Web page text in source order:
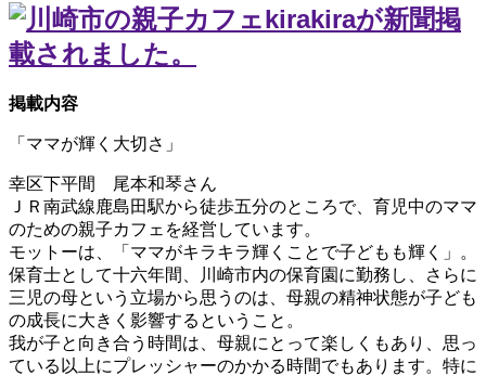
掲載内容
「ママが輝く大切さ」
幸区下平間 尾本和琴さん
ＪＲ南武線鹿島田駅から徒歩五分のところで、育児中のママ
のための親子カフェを経営しています。
モットーは、「ママがキラキラ輝くことで子どもも輝く」。
保育士として十六年間、川崎市内の保育園に勤務し、さらに
三児の母という立場から思うのは、母親の精神状態が子ども
の成長に大きく影響するということ。
我が子と向き合う時間は、母親にとって楽しくもあり、思っ
ている以上にプレッシャーのかかる時間でもあります。特に